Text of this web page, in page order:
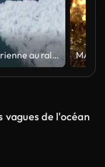
Vue aérienne au ralenti par drone de Surfers El Salvador_LunaVista
vagues de l'océan